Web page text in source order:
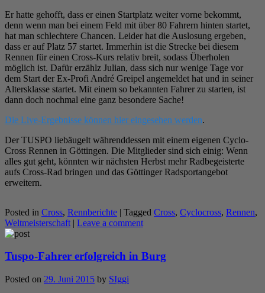
Er hatte gehofft, dass er einen Startplatz weiter vorne bekommt,
denn wenn man bei einem Feld mit über 80 Fahrern hinten startet,
hat man schlechtere Chancen. Leider hat die Auslosung ergeben,
dass er auf Platz 57 startet. Immerhin ist die Strecke bei diesem
Rennen für einen Cross-Kurs relativ breit, sodass Überholen
möglich ist. Dafür erzählz Julian, dass sich nur wenige Tage vor
dem Start der Ex-Profi André Greipel angemeldet hat und in seiner
Altersklasse startet. Mit einem so bekannten Fahrer zu starten, ist
dann doch nochmal eine ganz besondere Sache!
Die Live-Ergebnisse können hier eingesehen werden.
Der TUSPO liebäugelt währenddessen mit einem eigenen Cyclo-
Cross Rennen in Göttingen. Die Mitglieder sind sich einig: Wenn
alles gut geht, könnten wir nächsten Herbst mehr Radbegeisterte
aufs Cross-Rad bringen und das Göttinger Radsportangebot
erweitern.
Posted in Cross, Rennberichte | Tagged Cross, Cyclocross, Rennen,
Weltmeisterschaft | Leave a comment
Tuspo-Fahrer erfolgreich in Burg
Posted on 29. Juni 2015 by SIggi